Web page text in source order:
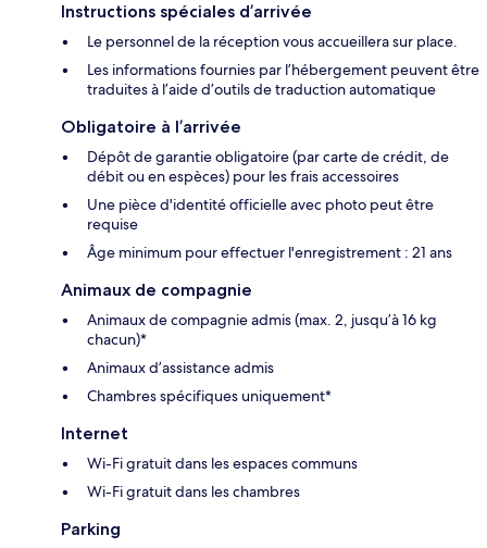
Instructions spéciales d’arrivée
Le personnel de la réception vous accueillera sur place.
Les informations fournies par l’hébergement peuvent être
traduites à l’aide d’outils de traduction automatique
Obligatoire à l’arrivée
Dépôt de garantie obligatoire (par carte de crédit, de
débit ou en espèces) pour les frais accessoires
Une pièce d'identité officielle avec photo peut être
requise
Âge minimum pour effectuer l'enregistrement : 21 ans
Animaux de compagnie
Animaux de compagnie admis (max. 2, jusqu’à 16 kg
chacun)*
Animaux d’assistance admis
Chambres spécifiques uniquement*
Internet
Wi-Fi gratuit dans les espaces communs
Wi-Fi gratuit dans les chambres
Parking